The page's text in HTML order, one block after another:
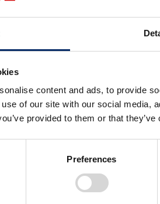
content and ads, to provide
of our site with our social media,
provided to them or that
Preferences
ノルウェー
フランス
マレーシア